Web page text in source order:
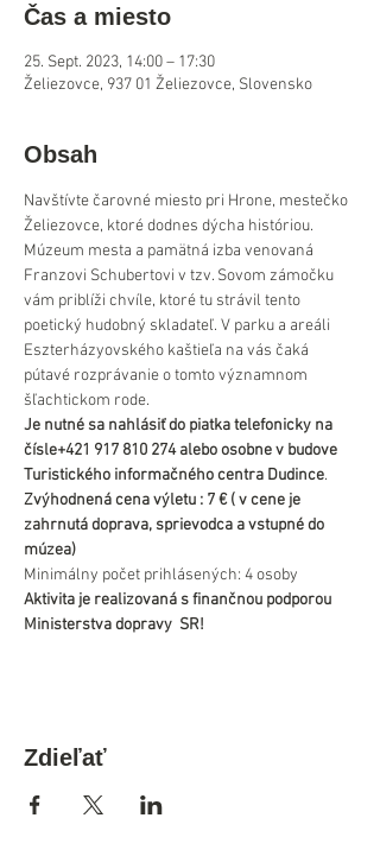
Čas a miesto
25. Sept. 2023, 14:00 – 17:30
Želiezovce, 937 01 Želiezovce, Slovensko
Obsah
Navštívte čarovné miesto pri Hrone, mestečko
Želiezovce, ktoré dodnes dýcha históriou.
Múzeum mesta a pamätná izba venovaná
Franzovi Schubertovi v tzv. Sovom zámočku
vám priblíži chvíle, ktoré tu strávil tento
poetický hudobný skladateľ. V parku a areáli
Eszterházyovského kaštieľa na vás čaká
pútavé rozprávanie o tomto významnom
šľachtickom rode.
Je nutné sa nahlásiť do piatka telefonicky na
čísle+421 917 810 274 alebo osobne v budove
Turistického informačného centra Dudince.
Zvýhodnená cena výletu : 7 € ( v cene je
zahrnutá doprava, sprievodca a vstupné do
múzea)
Minimálny počet prihlásených: 4 osoby
Aktivita je realizovaná s finančnou podporou
Ministerstva dopravy  SR!
Zdieľať